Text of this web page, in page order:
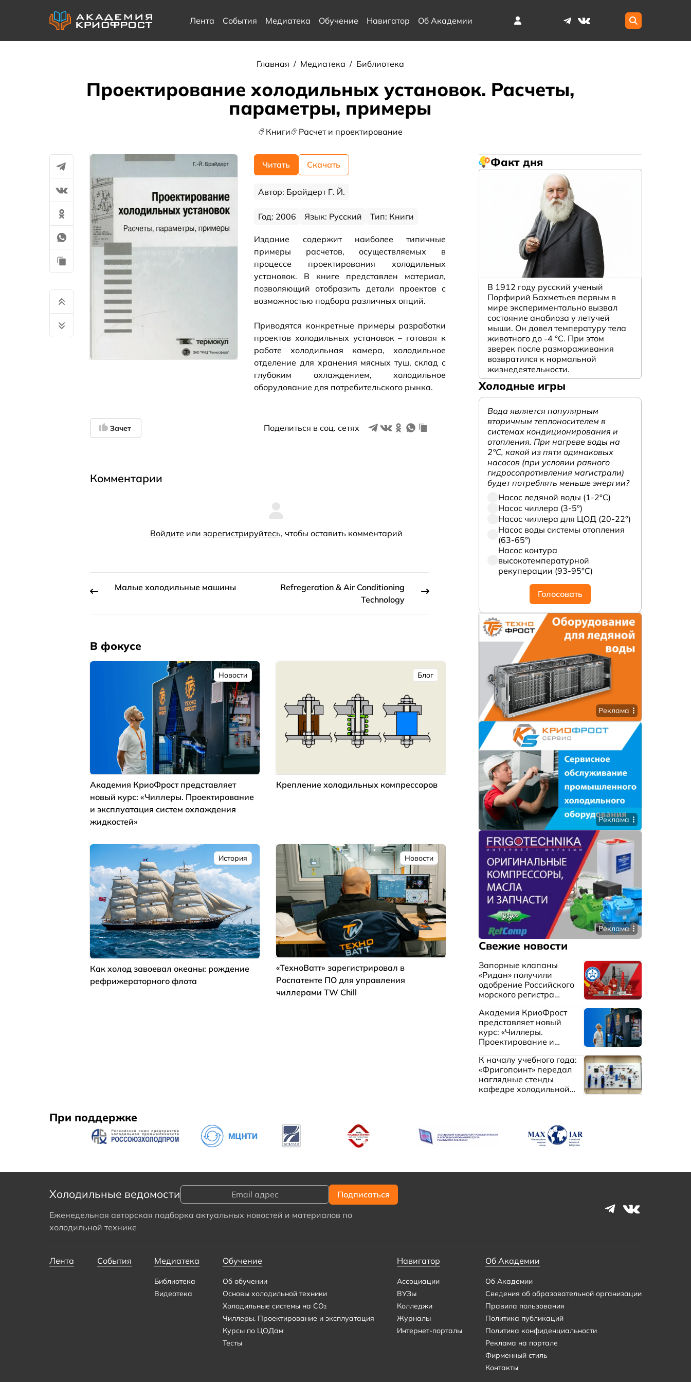
Лента События Медиатека Обучение Навигатор Об Академии
Главная / Медиатека / Библиотека
Проектирование холодильных установок. Расчеты,
параметры, примеры
Книги Расчет и проектирование
Читать Скачать
Автор: Брайдерт Г. Й.
Год: 2006 Язык: Русский Тип: Книги
Издание содержит наиболее типичные
примеры расчетов, осуществляемых в
процессе проектирования холодильных
установок. В книге представлен материал,
позволяющий отобразить детали проектов с
возможностью подбора различных опций.
Приводятся конкретные примеры разработки
проектов холодильных установок – готовая к
работе холодильная камера, холодильное
отделение для хранения мясных туш, склад с
глубоким охлаждением, холодильное
оборудование для потребительского рынка.
Зачет Поделиться в соц. сетях
Комментарии
Войдите или зарегистрируйтесь, чтобы оставить комментарий
Малые холодильные машины
Refregeration & Air Conditioning
Technology
В фокусе
Новости
Академия КриоФрост представляет
новый курс: «Чиллеры. Проектирование
и эксплуатация систем охлаждения
жидкостей»
Блог
Крепление холодильных компрессоров
История
Как холод завоевал океаны: рождение
рефрижераторного флота
Новости
«ТехноВатт» зарегистрировал в
Роспатенте ПО для управления
чиллерами TW Chill
Факт дня
В 1912 году русский ученый
Порфирий Бахметьев первым в
мире экспериментально вызвал
состояние анабиоза у летучей
мыши. Он довел температуру тела
животного до -4 °C. При этом
зверек после размораживания
возвратился к нормальной
жизнедеятельности.
Холодные игры
Вода является популярным
вторичным теплоносителем в
системах кондиционирования и
отопления. При нагреве воды на
2°С, какой из пяти одинаковых
насосов (при условии равного
гидросопротивления магистрали)
будет потреблять меньше энергии?
Насос ледяной воды (1-2°С)
Насос чиллера (3-5°)
Насос чиллера для ЦОД (20-22°)
Насос воды системы отопления
(63-65°)
Насос контура
высокотемпературной
рекуперации (93-95°С)
Голосовать
Реклама
Реклама
Реклама
Свежие новости
Запорные клапаны
«Ридан» получили
одобрение Российского
морского регистра
Академия КриоФрост
представляет новый
курс: «Чиллеры.
Проектирование и
охлаждения жидкостей»
К началу учебного года:
«Фригопоинт» передал
наглядные стенды
кафедре холодильной
При поддержке
Холодильные ведомости
Еженедельная авторская подборка актуальных новостей и материалов по
холодильной технике
Лента События Медиатека
Библиотека
Видеотека
Обучение
Об обучении
Основы холодильной техники
Холодильные системы на CO₂
Чиллеры. Проектирование и эксплуатация
Курсы по ЦОДам
Тесты
Навигатор
Ассоциации
ВУЗы
Колледжи
Журналы
Интернет-порталы
Об Академии
Об Академии
Сведения об образовательной организации
Правила пользования
Политика публикаций
Политика конфиденциальности
Реклама на портале
Фирменный стиль
Контакты